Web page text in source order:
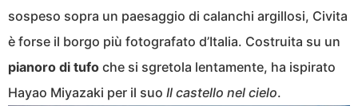
sospeso sopra un paesaggio di calanchi argillosi, Civita
è forse il borgo più fotografato d’Italia. Costruita su un
pianoro di tufo che si sgretola lentamente, ha ispirato
Hayao Miyazaki per il suo Il castello nel cielo.